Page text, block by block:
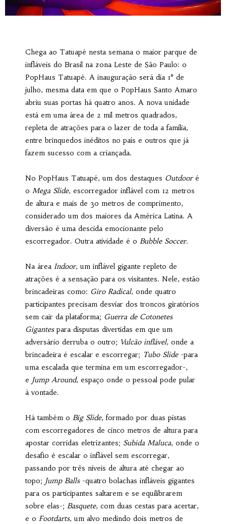
Chega ao Tatuapé nesta semana o maior parque de
infláveis do Brasil na zona Leste de São Paulo: o
PopHaus Tatuapé. A inauguração será dia 1° de
julho, mesma data em que o PopHaus Santo Amaro
abriu suas portas há quatro anos. A nova unidade
está em uma área de 2 mil metros quadrados,
repleta de atrações para o lazer de toda a família,
entre brinquedos inéditos no país e outros que já
fazem sucesso com a criançada.
No PopHaus Tatuapé, um dos destaques Outdooré
o Mega Slide, escorregador inflável com 12 metros
de altura e mais de 30 metros de comprimento,
considerado um dos maiores da América Latina. A
diversão é uma descida emocionante pelo
escorregador. Outra atividade é o Bubble Soccer.
Na área Indoor, um inflável gigante repleto de
atrações é a sensação para os visitantes. Nele, estão
brincadeiras como: Giro Radical, onde quatro
participantes precisam desviar dos troncos giratórios
sem cair da plataforma; Guerra de Cotonetes
Gigantespara disputas divertidas em que um
adversário derruba o outro; Vulcão inflável, onde a
brincadeira é escalar e escorregar; Tubo Slide-para
uma escalada que termina em um escorregador-,
e Jump Around, espaço onde o pessoal pode pular
à vontade.
Há também o Big Slide, formado por duas pistas
com escorregadores de cinco metros de altura para
apostar corridas eletrizantes; Subida Maluca, onde o
desafio é escalar o inflável sem escorregar,
passando por três níveis de altura até chegar ao
topo; Jump Balls-quatro bolachas infláveis gigantes
para os participantes saltarem e se equilibrarem
sobre elas-; Basquete, com duas cestas para acertar,
e o Footdarts, um alvo medindo dois metros de